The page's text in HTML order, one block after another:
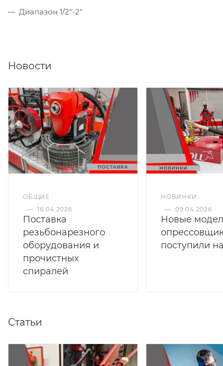
Диапазон 1/2"-2"
Новости
ОБЩИЕ
— 16.04.2026
Поставка
резьбонарезного
оборудования и
прочистных
спиралей
НОВИНКИ
— 09.04.2026
Новые
поступили
Статьи